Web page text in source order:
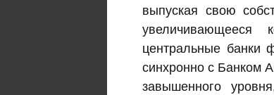
выпуская свою
увеличивающееся
центральные банки
синхронно с Банком
завышенного